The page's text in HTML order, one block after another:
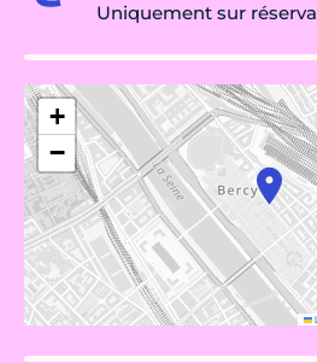
Uniquement sur
+
−